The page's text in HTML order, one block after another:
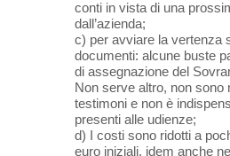
conti in vista di una
dall’azienda;
c) per avviare la vertenza
documenti: alcune buste
di assegnazione del
Non serve altro, non sono
testimoni e non è
presenti alle udienze;
d) I costi sono ridotti a
euro iniziali, idem anche